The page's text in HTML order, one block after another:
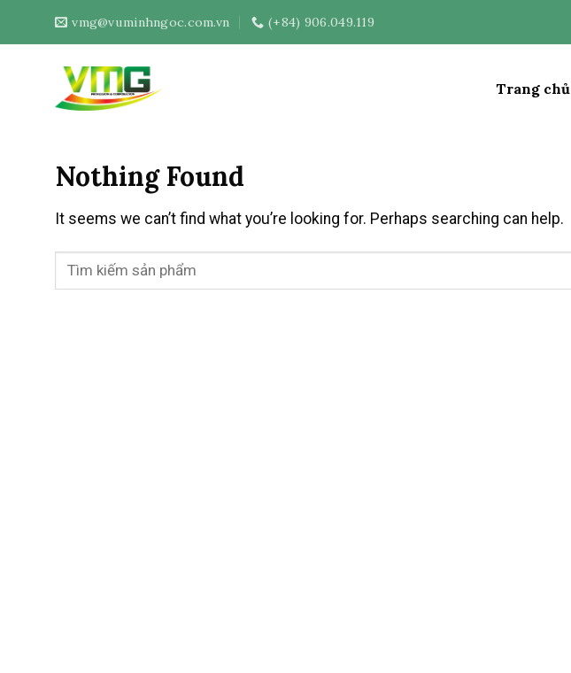
vmg@vuminhngoc.com.vn (+84) 906.049.119
Trang chủ
Nothing Found
It seems we can’t find what you’re looking for. Perhaps searching can help.